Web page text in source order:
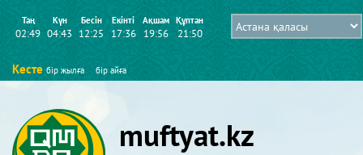
Таң
02:49
Күн
04:43
Бесін
12:25
Екінті
17:36
Ақшам
19:56
Құптан
21:50
Кесте бір жылға бір айға
muftyat.kz